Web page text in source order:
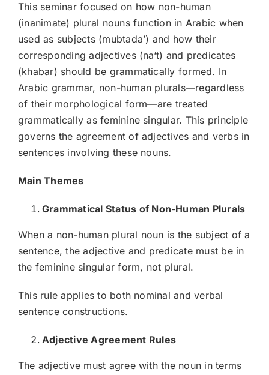
This seminar focused on how non-human
(inanimate) plural nouns function in Arabic when
used as subjects (mubtadaʼ) and how their
corresponding adjectives (na‘t) and predicates
(khabar) should be grammatically formed. In
Arabic grammar, non-human plurals—regardless
of their morphological form—are treated
grammatically as feminine singular. This principle
governs the agreement of adjectives and verbs in
sentences involving these nouns.
Main Themes
Grammatical Status of Non-Human Plurals
When a non-human plural noun is the subject of a
sentence, the adjective and predicate must be in
the feminine singular form, not plural.
This rule applies to both nominal and verbal
sentence constructions.
Adjective Agreement Rules
The adjective must agree with the noun in terms